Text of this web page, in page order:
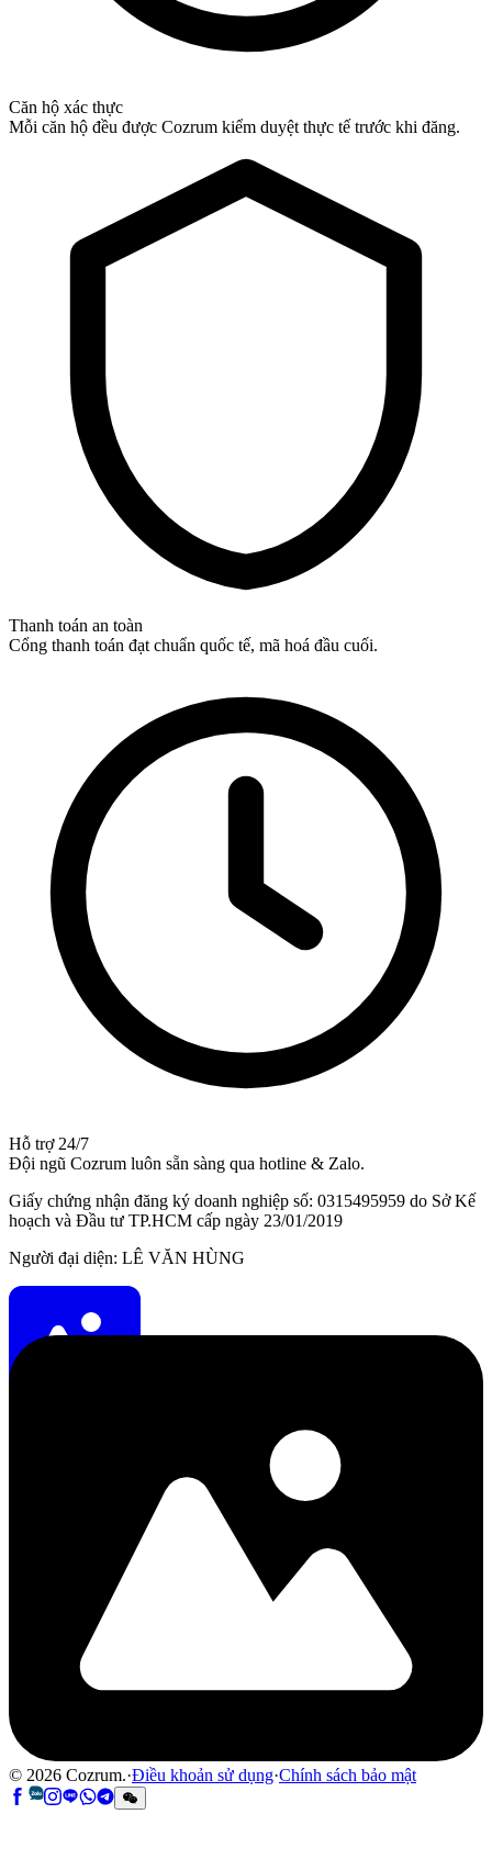
Căn hộ xác thực
Mỗi căn hộ đều được Cozrum kiểm duyệt thực tế trước khi đăng.
Thanh toán an toàn
Cổng thanh toán đạt chuẩn quốc tế, mã hoá đầu cuối.
Hỗ trợ 24/7
Đội ngũ Cozrum luôn sẵn sàng qua hotline & Zalo.
Giấy chứng nhận đăng ký doanh nghiệp số: 0315495959 do Sở Kế
hoạch và Đầu tư TP.HCM cấp ngày 23/01/2019
Người đại diện: LÊ VĂN HÙNG
© 2026 Cozrum.·Điều khoản sử dụng·Chính sách bảo mật